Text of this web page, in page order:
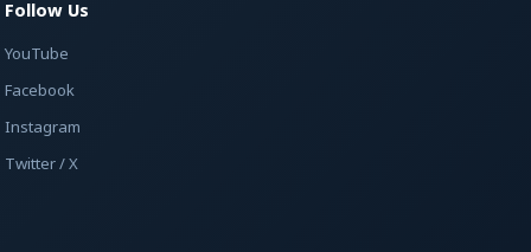
Follow Us
YouTube
Facebook
Instagram
Twitter / X